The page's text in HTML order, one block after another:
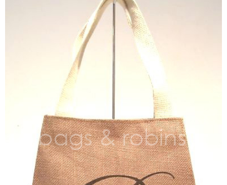
COLD STORAGE BAG
FELT NOTE
CONTACT